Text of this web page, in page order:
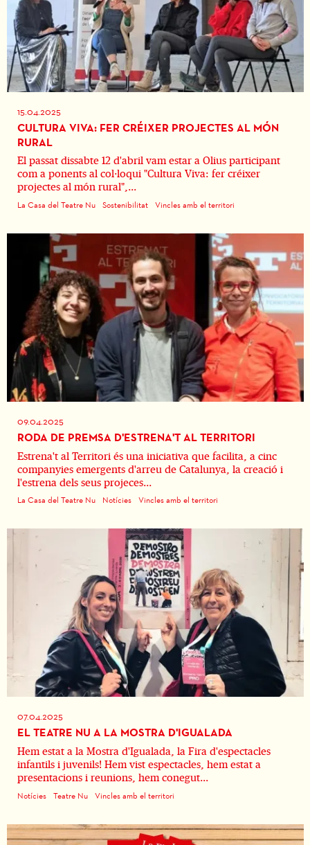
15.04.2025
CULTURA VIVA: FER CRÉIXER PROJECTES AL MÓN
RURAL
El passat dissabte 12 d'abril vam estar a Olius participant
com a ponents al col·loqui "Cultura Viva: fer créixer
projectes al món rural",...
La Casa del Teatre Nu Sostenibilitat Vincles amb el territori
09.04.2025
RODA DE PREMSA D'ESTRENA'T AL TERRITORI
Estrena't al Territori és una iniciativa que facilita, a cinc
companyies emergents d'arreu de Catalunya, la creació i
l'estrena dels seus projeces...
La Casa del Teatre Nu Notícies Vincles amb el territori
07.04.2025
EL TEATRE NU A LA MOSTRA D'IGUALADA
Hem estat a la Mostra d'Igualada, la Fira d'espectacles
infantils i juvenils! Hem vist espectacles, hem estat a
presentacions i reunions, hem conegut...
Notícies Teatre Nu Vincles amb el territori